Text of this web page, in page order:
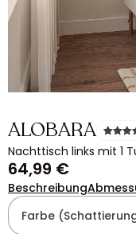
ALOBARA
Nachttisch links mit 1
64,99 €
Beschreibung
Farbe